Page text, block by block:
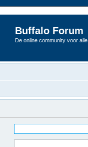
Buffalo Forum
De online community voor